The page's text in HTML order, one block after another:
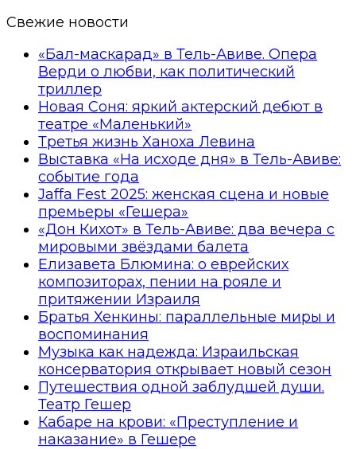
Свежие новости
«Бал-маскарад» в Тель-Авиве. Опера
Верди о любви, как политический
триллер
Новая Соня: яркий актерский дебют в
театре «Маленький»
Третья жизнь Ханоха Левина
Выставка «На исходе дня» в Тель-Авиве:
событие года
Jaffa Fest 2025: женская сцена и новые
премьеры «Гешера»
«Дон Кихот» в Тель-Авиве: два вечера с
мировыми звёздами балета
Елизавета Блюмина: о еврейских
композиторах, пении на рояле и
притяжении Израиля
Братья Хенкины: параллельные миры и
воспоминания
Музыка как надежда: Израильская
консерватория открывает новый сезон
Путешествия одной заблудшей души.
Театр Гешер
Кабаре на крови: «Преступление и
наказание» в Гешере